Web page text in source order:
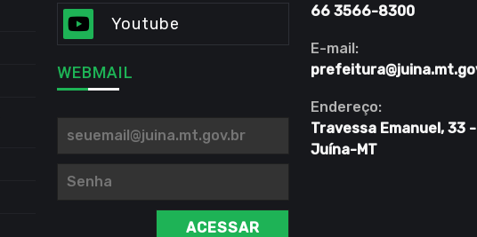
Youtube
WEBMAIL
ACESSAR
66 3566-8300
E-mail:
Endereço:
Travessa Emanuel, 33
Juína-MT